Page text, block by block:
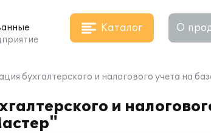
Каталог О
бухгалтерского и налогового учета на
и